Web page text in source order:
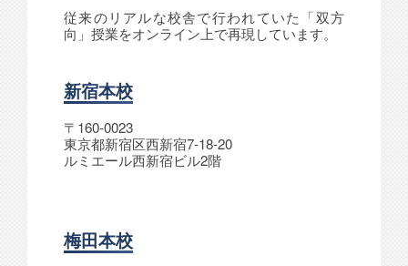
従来のリアルな校舎で行われていた「双方
向」授業をオンライン上で再現しています。
新宿本校
〒160-0023
東京都新宿区西新宿7-18-20
ルミエール西新宿ビル2階
梅田本校